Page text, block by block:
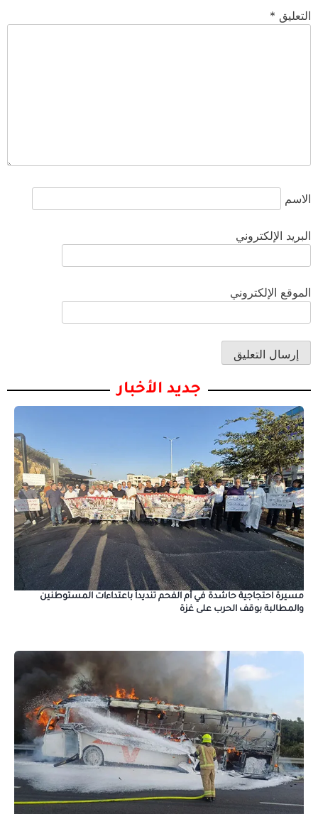
التعليق *
الاسم
البريد الإلكتروني
الموقع الإلكتروني
جديد الأخبار
مسيرة احتجاجية حاشدة في أم الفحم تنديداً باعتداءات المستوطنين
والمطالبة بوقف الحرب على غزة